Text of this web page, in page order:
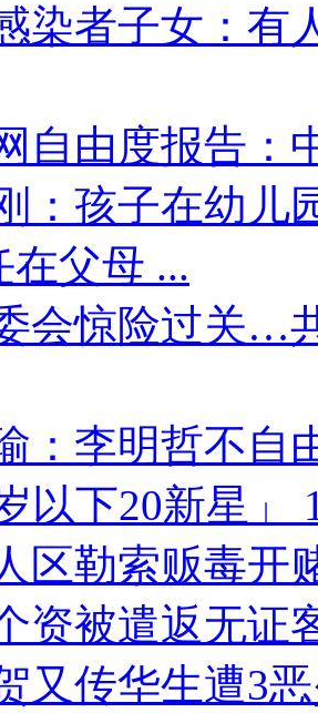
染者子女：有
自由度报告：
：孩子在幼儿
在父母 ...
会惊险过关…
：李明哲不自
岁以下20新星
区勒索贩毒开
资被遣返无证
又传华生遭3